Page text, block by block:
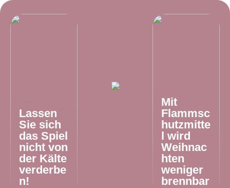
Lassen
Sie sich
das Spiel
nicht von
der Kälte
verderbe
n!
Mit
Flammsc
hutzmitte
l wird
Weihnac
hten
weniger
brennbar